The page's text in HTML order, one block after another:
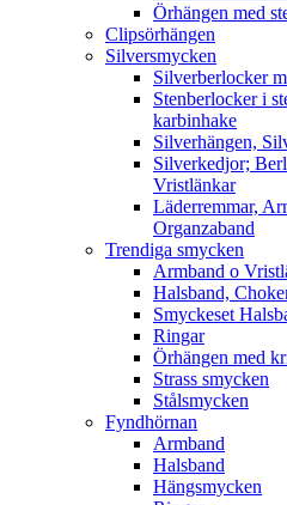
Örhängen med
Clipsörhängen
Silversmycken
Silverberlocker
Stenberlocker i
karbinhake
Silverhängen,
Silverkedjor;
Vristlänkar
Läderremmar,
Organzaband
Trendiga smycken
Armband o
Halsband,
Smyckeset
Ringar
Örhängen med
Strass smycken
Stålsmycken
Fyndhörnan
Armband
Halsband
Hängsmycken